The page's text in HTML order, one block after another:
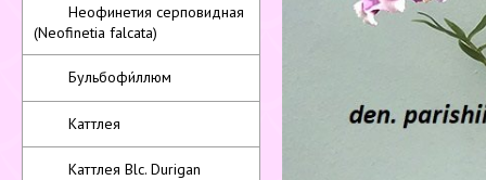
Неофинетия серповидная
(Neofinetia falcata)
Бульбофи́ллюм
Каттлея
Каттлея Blc. Durigan